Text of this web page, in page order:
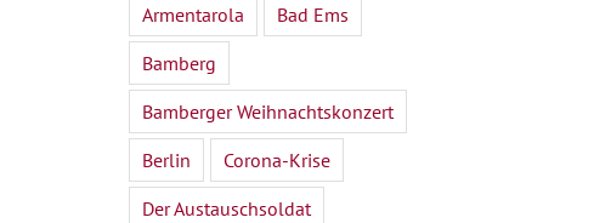
Armentarola
Bad Ems
Bamberg
Bamberger Weihnachtskonzert
Berlin
Corona-Krise
Der Austauschsoldat